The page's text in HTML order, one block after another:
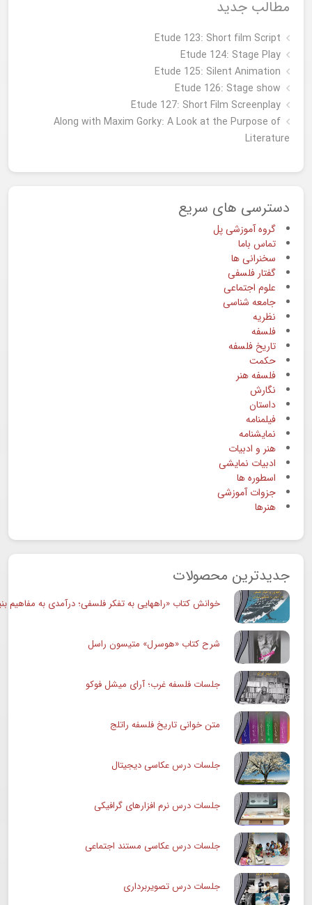
مطالب جدید
Etude 123: Short film Script
Etude 124: Stage Play
Etude 125: Silent Animation
Etude 126: Stage show
Étude 127: Short Film Screenplay
Along with Maxim Gorky: A Look at the Purpose of
Literature
دسترسی های سریع
گروه آموزشی پل
تماس باما
سخنرانی ها
گفتار فلسفی
علوم اجتماعی
جامعه شناسی
نظریه
فلسفه
تاریخ فلسفه
حکمت
فلسفه هنر
نگارش
داستان
فیلمنامه
نمایشنامه
هنر و ادبیات
ادبیات نمایشی
اسطوره ها
جزوات آموزشی
هنرها
جدیدترین محصولات
خوانش کتاب «راههایی به تفکر فلسفی؛ درآمدی به مفاهیم
شرح کتاب «هوسرل» متیسون راسل
جلسات فلسفه غرب؛ آرای میشل فوکو
متن خوانی تاریخ فلسفه راتلج
جلسات درس عکاسی دیجیتال
جلسات درس نرم افزارهای گرافیکی
جلسات درس عکاسی مستند اجتماعی
جلسات درس تصویربرداری